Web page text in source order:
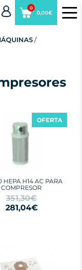
0,00€
0
/
HEPA H14 AC PARA
COMPRESOR
351,30€
281,04€
OFERTA